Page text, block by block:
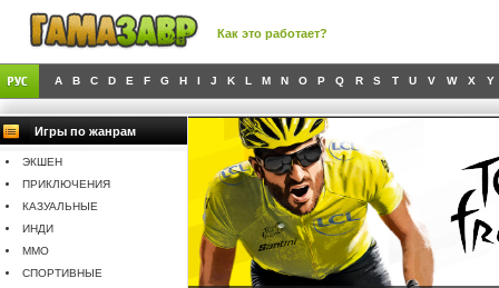
Как это работает?
A B C D E F G H I J K L M N O P Q R S T U V W X Y
Игры по жанрам
ЭКШЕН
ПРИКЛЮЧЕНИЯ
КАЗУАЛЬНЫЕ
ИНДИ
MMO
СПОРТИВНЫЕ